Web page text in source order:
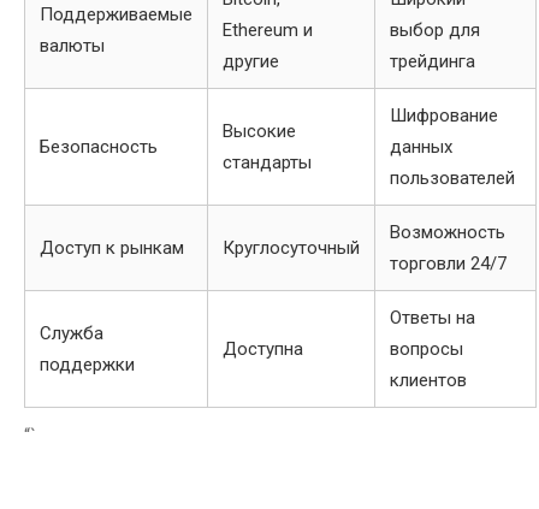
Поддерживаемые
валюты
Ethereum и
другие
выбор для
трейдинга
Безопасность
Высокие
стандарты
Шифрование
данных
пользователей
Доступ к рынкам Круглосуточный
Возможность
торговли 24/7
Служба
поддержки
Доступна
Ответы на
вопросы
клиентов
“`